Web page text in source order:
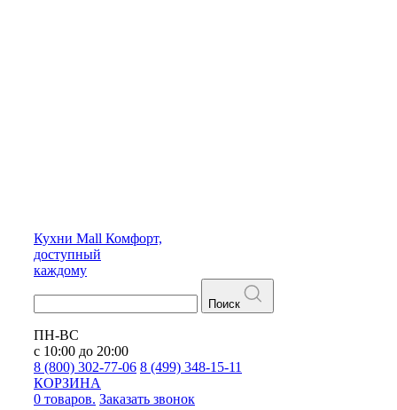
Кухни Mall Комфорт,
доступный
каждому
Поиск
ПН-ВС
с 10:00 до 20:00
8 (800) 302-77-06 8 (499) 348-15-11
КОРЗИНА
0 товаров. Заказать звонок